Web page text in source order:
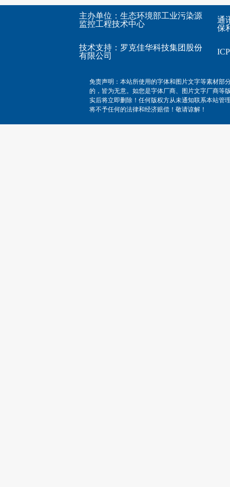
主办单位：生态环境部工业污染源
监控工程技术中心
技术支持： 罗克佳华科技集团股份
有限公司
通
保
免责声明：本站所使用的字体和图片文字等素材部
的，皆为无意。如您是字体厂商、图片文字厂商等
实后将立即删除！任何版权方从未通知联系本站管
将不予任何的法律和经济赔偿！敬请谅解！